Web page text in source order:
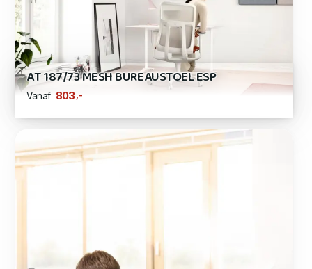
AT 187/73 MESH BUREAUSTOEL ESP
Vanaf 803 ,-